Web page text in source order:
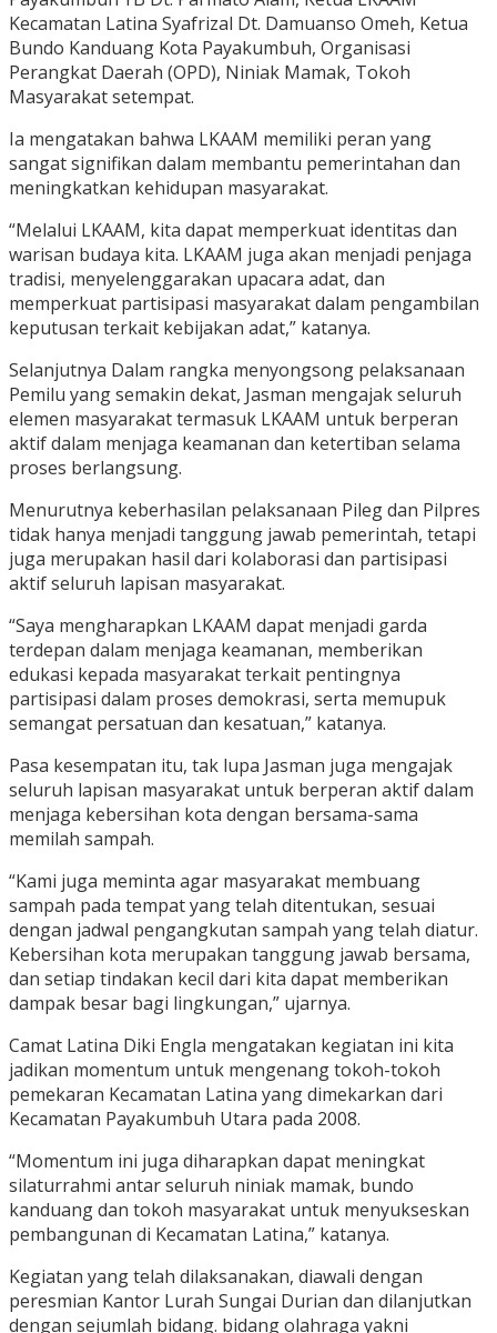
Kecamatan Latina Syafrizal Dt. Damuanso Omeh, Ketua
Bundo Kanduang Kota Payakumbuh, Organisasi
Perangkat Daerah (OPD), Niniak Mamak, Tokoh
Masyarakat setempat.
Ia mengatakan bahwa LKAAM memiliki peran yang
sangat signifikan dalam membantu pemerintahan dan
meningkatkan kehidupan masyarakat.
“Melalui LKAAM, kita dapat memperkuat identitas dan
warisan budaya kita. LKAAM juga akan menjadi penjaga
tradisi, menyelenggarakan upacara adat, dan
memperkuat partisipasi masyarakat dalam pengambilan
keputusan terkait kebijakan adat,” katanya.
Selanjutnya Dalam rangka menyongsong pelaksanaan
Pemilu yang semakin dekat, Jasman mengajak seluruh
elemen masyarakat termasuk LKAAM untuk berperan
aktif dalam menjaga keamanan dan ketertiban selama
proses berlangsung.
Menurutnya keberhasilan pelaksanaan Pileg dan Pilpres
tidak hanya menjadi tanggung jawab pemerintah, tetapi
juga merupakan hasil dari kolaborasi dan partisipasi
aktif seluruh lapisan masyarakat.
“Saya mengharapkan LKAAM dapat menjadi garda
terdepan dalam menjaga keamanan, memberikan
edukasi kepada masyarakat terkait pentingnya
partisipasi dalam proses demokrasi, serta memupuk
semangat persatuan dan kesatuan,” katanya.
Pasa kesempatan itu, tak lupa Jasman juga mengajak
seluruh lapisan masyarakat untuk berperan aktif dalam
menjaga kebersihan kota dengan bersama-sama
memilah sampah.
“Kami juga meminta agar masyarakat membuang
sampah pada tempat yang telah ditentukan, sesuai
dengan jadwal pengangkutan sampah yang telah diatur.
Kebersihan kota merupakan tanggung jawab bersama,
dan setiap tindakan kecil dari kita dapat memberikan
dampak besar bagi lingkungan,” ujarnya.
Camat Latina Diki Engla mengatakan kegiatan ini kita
jadikan momentum untuk mengenang tokoh-tokoh
pemekaran Kecamatan Latina yang dimekarkan dari
Kecamatan Payakumbuh Utara pada 2008.
“Momentum ini juga diharapkan dapat meningkat
silaturrahmi antar seluruh niniak mamak, bundo
kanduang dan tokoh masyarakat untuk menyukseskan
pembangunan di Kecamatan Latina,” katanya.
Kegiatan yang telah dilaksanakan, diawali dengan
peresmian Kantor Lurah Sungai Durian dan dilanjutkan
dengan sejumlah bidang. bidang olahraga yakni